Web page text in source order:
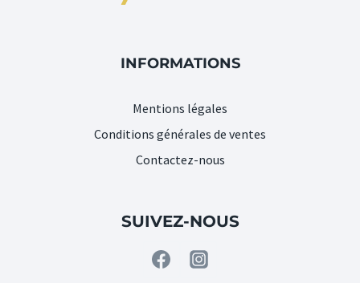
INFORMATIONS
Mentions légales
Conditions générales de ventes
Contactez-nous
SUIVEZ-NOUS